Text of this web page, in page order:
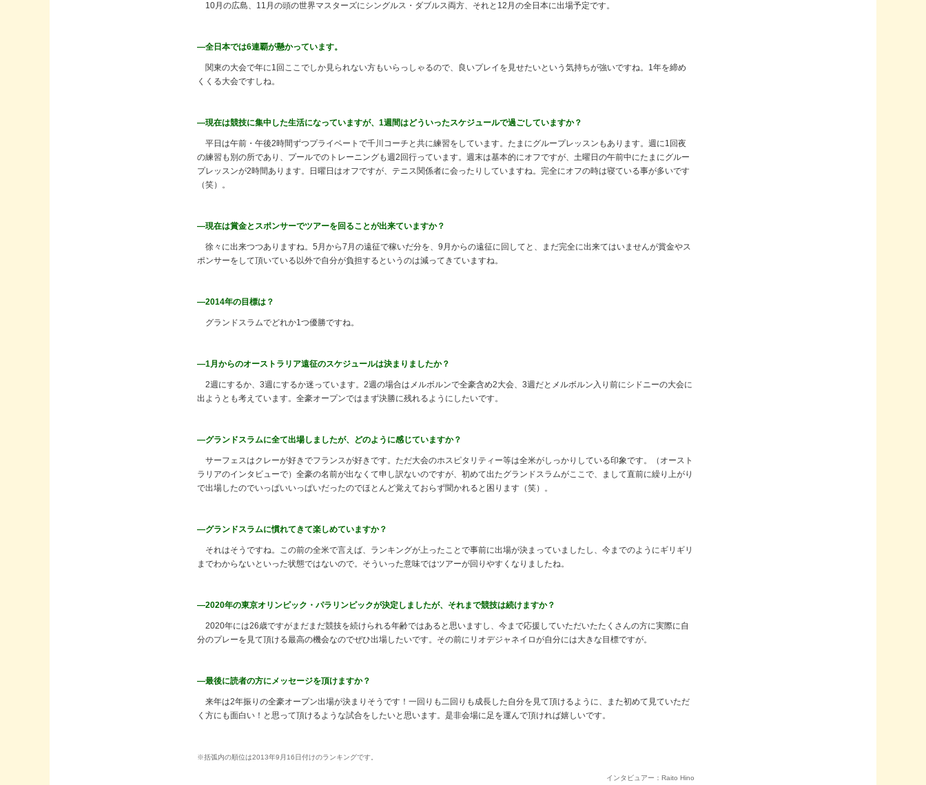
10月の広島、11月の頭の世界マスターズにシングルス・ダブルス両方、それと12月の全日本に出場予定です。
―全日本では6連覇が懸かっています。
関東の大会で年に1回ここでしか見られない方もいらっしゃるので、良いプレイを見せたいという気持ちが強いですね。1年を締め
くくる大会ですしね。
―現在は競技に集中した生活になっていますが、1週間はどういったスケジュールで過ごしていますか？
平日は午前・午後2時間ずつプライベートで千川コーチと共に練習をしています。たまにグループレッスンもあります。週に1回夜
の練習も別の所であり、プールでのトレーニングも週2回行っています。週末は基本的にオフですが、土曜日の午前中にたまにグルー
プレッスンが2時間あります。日曜日はオフですが、テニス関係者に会ったりしていますね。完全にオフの時は寝ている事が多いです
（笑）。
―現在は賞金とスポンサーでツアーを回ることが出来ていますか？
徐々に出来つつありますね。5月から7月の遠征で稼いだ分を、9月からの遠征に回してと、まだ完全に出来てはいませんが賞金やス
ポンサーをして頂いている以外で自分が負担するというのは減ってきていますね。
―2014年の目標は？
グランドスラムでどれか1つ優勝ですね。
―1月からのオーストラリア遠征のスケジュールは決まりましたか？
2週にするか、3週にするか迷っています。2週の場合はメルボルンで全豪含め2大会、3週だとメルボルン入り前にシドニーの大会に
出ようとも考えています。全豪オープンではまず決勝に残れるようにしたいです。
―グランドスラムに全て出場しましたが、どのように感じていますか？
サーフェスはクレーが好きでフランスが好きです。ただ大会のホスピタリティー等は全米がしっかりしている印象です。（オースト
ラリアのインタビューで）全豪の名前が出なくて申し訳ないのですが、初めて出たグランドスラムがここで、まして直前に繰り上がり
で出場したのでいっぱいいっぱいだったのでほとんど覚えておらず聞かれると困ります（笑）。
―グランドスラムに慣れてきて楽しめていますか？
それはそうですね。この前の全米で言えば、ランキングが上ったことで事前に出場が決まっていましたし、今までのようにギリギリ
までわからないといった状態ではないので。そういった意味ではツアーが回りやすくなりましたね。
―2020年の東京オリンピック・パラリンピックが決定しましたが、それまで競技は続けますか？
2020年には26歳ですがまだまだ競技を続けられる年齢ではあると思いますし、今まで応援していただいたたくさんの方に実際に自
分のプレーを見て頂ける最高の機会なのでぜひ出場したいです。その前にリオデジャネイロが自分には大きな目標ですが。
―最後に読者の方にメッセージを頂けますか？
来年は2年振りの全豪オープン出場が決まりそうです！一回りも二回りも成長した自分を見て頂けるように、また初めて見ていただ
く方にも面白い！と思って頂けるような試合をしたいと思います。是非会場に足を運んで頂ければ嬉しいです。
※括弧内の順位は2013年9月16日付けのランキングです。
インタビュアー：Raito Hino